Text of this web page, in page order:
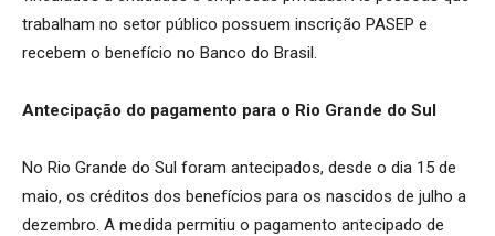
trabalham no setor público possuem inscrição PASEP e
recebem o benefício no Banco do Brasil.
Antecipação do pagamento para o Rio Grande do Sul
No Rio Grande do Sul foram antecipados, desde o dia 15 de
maio, os créditos dos benefícios para os nascidos de julho a
dezembro. A medida permitiu o pagamento antecipado de